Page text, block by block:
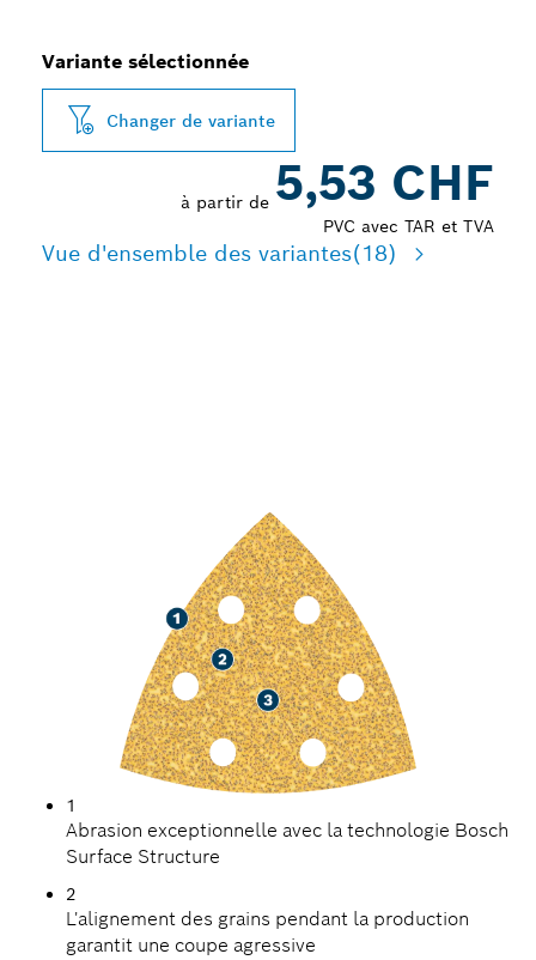
Variante sélectionnée
Changer de variante
à partir de 5,53 CHF
PVC avec TAR et TVA
Vue d'ensemble des variantes(18)
1
Abrasion exceptionnelle avec la technologie Bosch
Surface Structure
2
L'alignement des grains pendant la production
garantit une coupe agressive